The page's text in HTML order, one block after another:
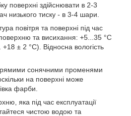
поверхні здійснювати в 2-3
низького тиску - в 3-4 шари.
повітря та поверхні під час
та висихання: +5...35 °C
± 2 °C). Відносна вологість
сонячними променями
на поверхні може
фарби.
яка під час експлуатації
чистою водою та